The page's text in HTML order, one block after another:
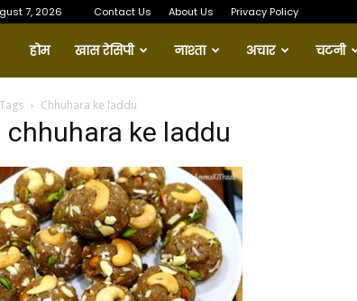
7, 2026 Contact Us About Us Privacy Policy
Amma
Ki
होम खास रेसिपी नाश्ता अचार चटनी
Tags Chhuhara ke laddu
chhuhara ke laddu